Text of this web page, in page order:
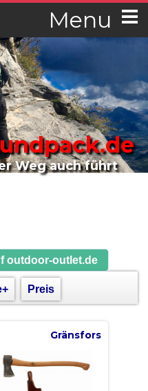
Menu
Weg auch führt
outdoor-outlet.de
Preis
Gränsfors